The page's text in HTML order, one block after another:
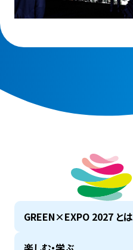
GREEN×EXPO 2027 とは